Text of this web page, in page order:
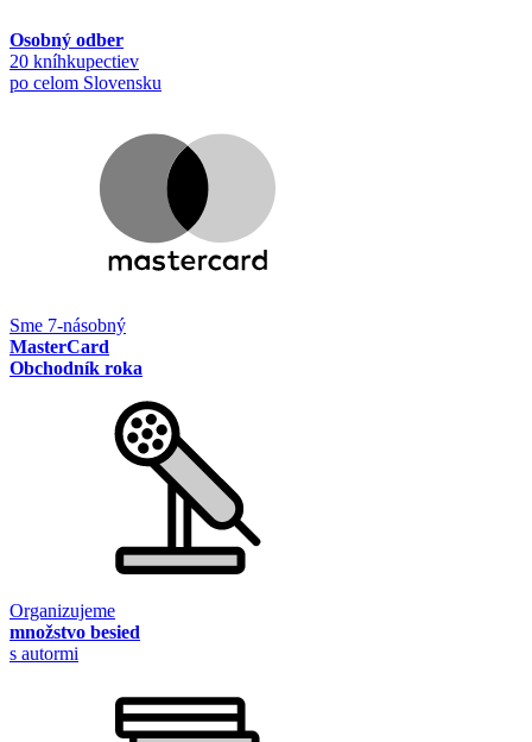
Osobný odber
20 kníhkupectiev
po celom Slovensku
Sme 7-násobný
MasterCard
Obchodník roka
Organizujeme
množstvo besied
s autormi